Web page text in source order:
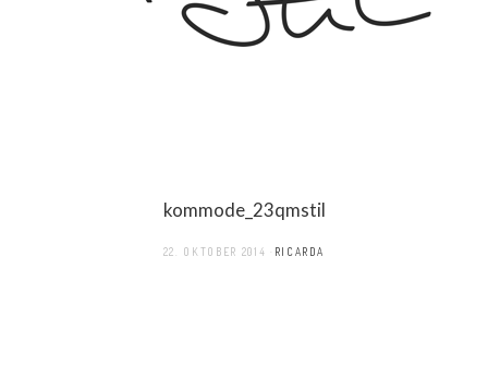
kommode_23qmstil
22. OKTOBER 2014 RICARDA